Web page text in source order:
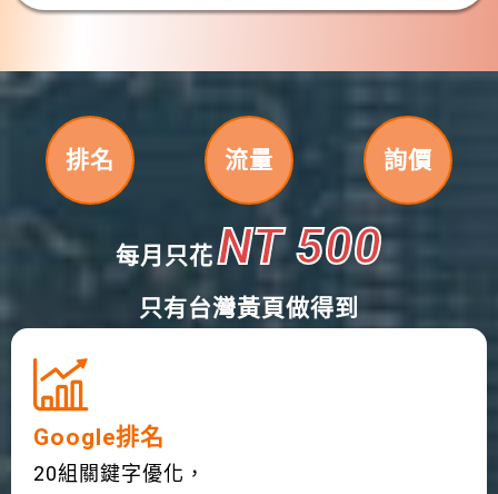
排名 流量 詢價
每月只花 NT 500
只有台灣黃頁做得到
Google排名
20組關鍵字優化，